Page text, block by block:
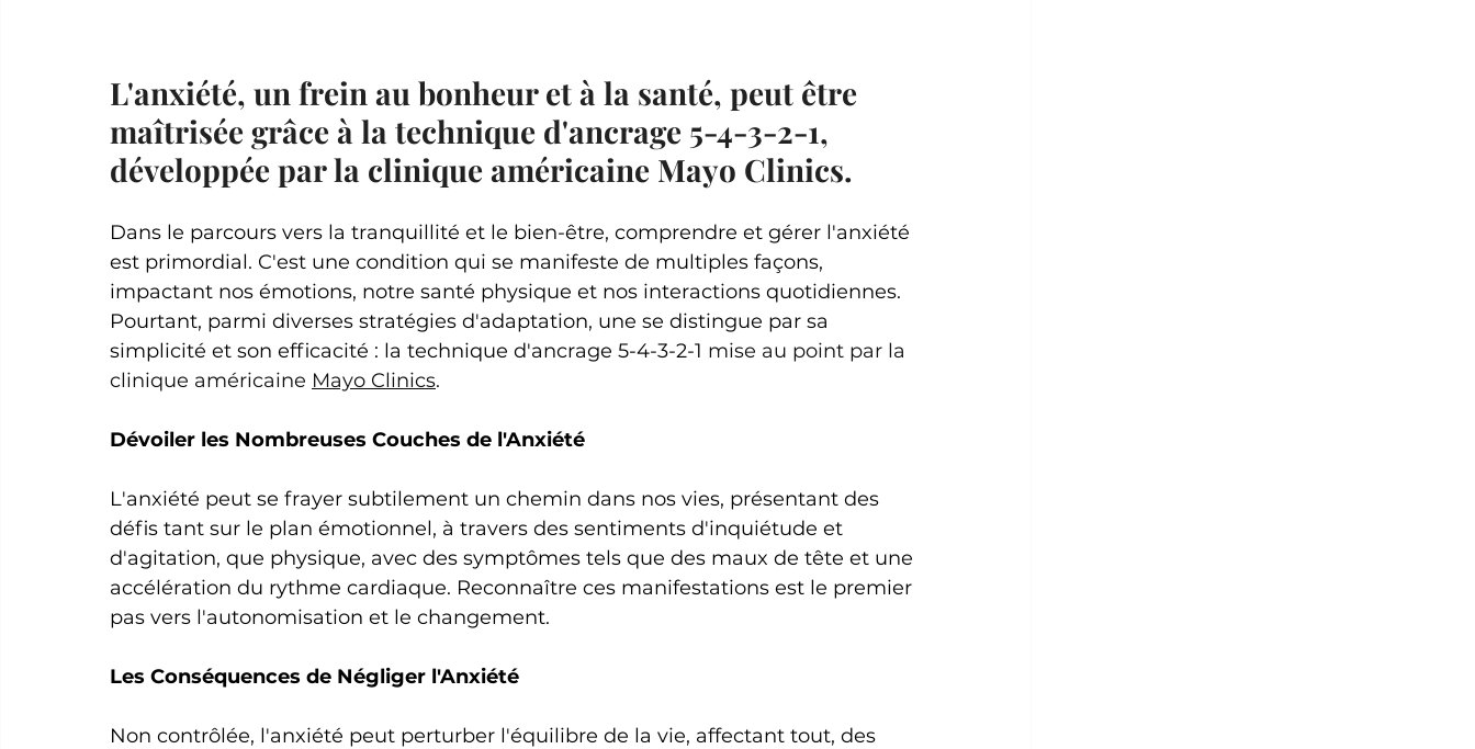
L'anxiété, un frein au bonheur et à la santé, peut être
maîtrisée grâce à la technique d'ancrage 5-4-3-2-1,
développée par la clinique américaine Mayo Clinics.
Dans le parcours vers la tranquillité et le bien-être, comprendre et gérer l'anxiété
est primordial. C'est une condition qui se manifeste de multiples façons,
impactant nos émotions, notre santé physique et nos interactions quotidiennes.
Pourtant, parmi diverses stratégies d'adaptation, une se distingue par sa
simplicité et son efficacité : la technique d'ancrage 5-4-3-2-1 mise au point par la
clinique américaine Mayo Clinics.
Dévoiler les Nombreuses Couches de l'Anxiété
L'anxiété peut se frayer subtilement un chemin dans nos vies, présentant des
défis tant sur le plan émotionnel, à travers des sentiments d'inquiétude et
d'agitation, que physique, avec des symptômes tels que des maux de tête et une
accélération du rythme cardiaque. Reconnaître ces manifestations est le premier
pas vers l'autonomisation et le changement.
Les Conséquences de Négliger l'Anxiété
Non contrôlée, l'anxiété peut perturber l'équilibre de la vie, affectant tout, des